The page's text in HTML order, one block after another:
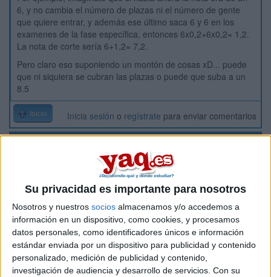
Su privacidad es importante para nosotros
Nosotros y nuestros socios almacenamos y/o accedemos a
información en un dispositivo, como cookies, y procesamos
datos personales, como identificadores únicos e información
estándar enviada por un dispositivo para publicidad y contenido
personalizado, medición de publicidad y contenido,
investigación de audiencia y desarrollo de servicios. Con su
6, y no cambia el número de plazas ni el número de gente
que quiere entrar, y además ese último saca 6 y 6 en los
examenes de la fase específica, entonces 6x0,2+6x0,2= 1,2.
La nota de corte sería 6+1,2= 7,2.
Pero claro eso suponiendo un montón de cosas xD... puede
que ni siquiera se cubran las plazas o puede que suba a un
8.5
Inicio Inicia sesión o regístrate para enviar comentarios
30 de marzo, 2010 - 16:47 #3
Desconectado
Pero las notas contarán sobre 14?
Es decir, si yo despues de hacer la fase general y la fase
especifica sumado a lo de bachillerato, la nota final me queda
un 6,5 esta suspendido?
Para aprobar que habría que sacar un 7?